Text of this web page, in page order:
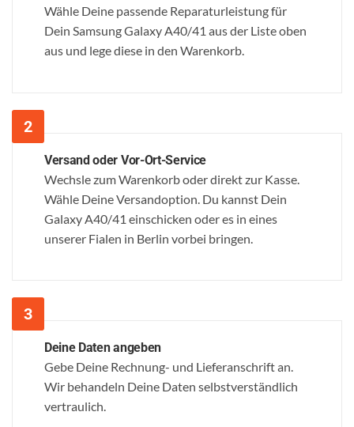
Wähle Deine passende Reparaturleistung für
Dein Samsung Galaxy A40/41 aus der Liste oben
aus und lege diese in den Warenkorb.
Versand oder Vor-Ort-Service
Wechsle zum Warenkorb oder direkt zur Kasse.
Wähle Deine Versandoption. Du kannst Dein
Galaxy A40/41 einschicken oder es in eines
unserer Fialen in Berlin vorbei bringen.
Deine Daten angeben
Gebe Deine Rechnung- und Lieferanschrift an.
Wir behandeln Deine Daten selbstverständlich
vertraulich.